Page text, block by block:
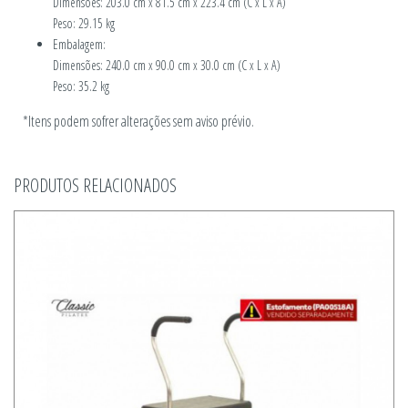
Peso: 29.15 kg
Embalagem:
Dimensões: 240.0 cm x 90.0 cm x 30.0 cm (C x L x A)
Peso: 35.2 kg
*Itens podem sofrer alterações sem aviso prévio.
PRODUTOS RELACIONADOS